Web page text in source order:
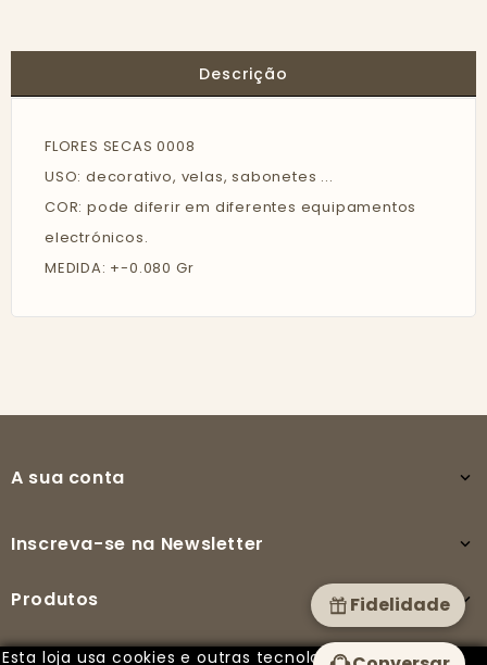
Descrição
FLORES SECAS 0008
USO: decorativo, velas, sabonetes ...
COR: pode diferir em diferentes equipamentos
electrónicos.
MEDIDA: +-0.080 Gr
A sua conta 
Inscreva-se na Newsletter 
Produtos 
Esta loja usa cookies e outras tecnologias para
Fidelidade